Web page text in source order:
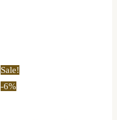
Sale!
-6%